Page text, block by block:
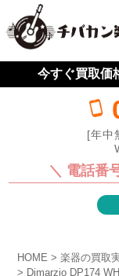
今すぐ買取価
[年中
＼ 電話番
HOME
楽器の買取
Dimarzio DP174